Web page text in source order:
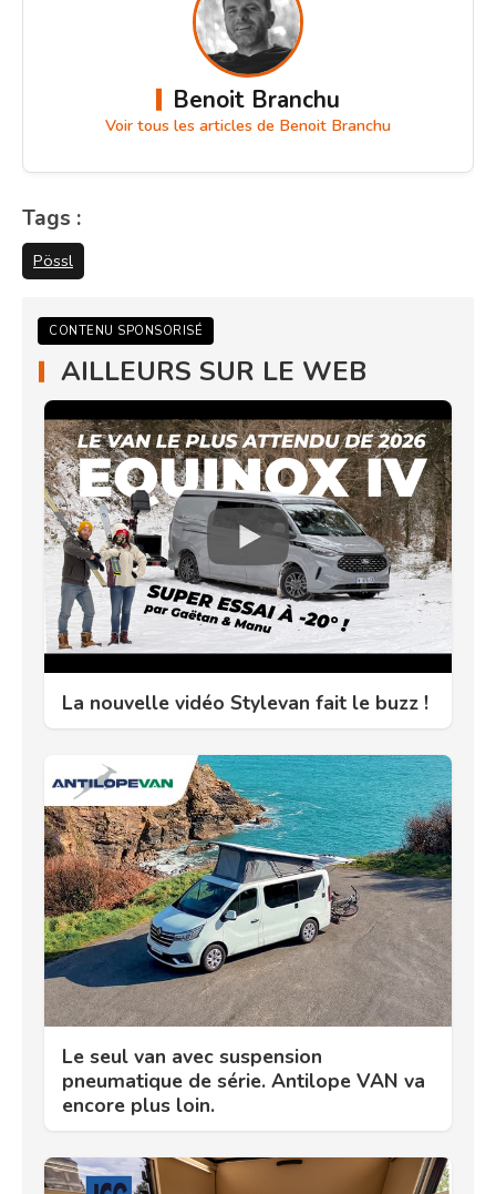
Benoit Branchu
Voir tous les articles de Benoit Branchu
Tags :
Pössl
CONTENU SPONSORISÉ
AILLEURS SUR LE WEB
La nouvelle vidéo Stylevan fait le buzz !
Le seul van avec suspension
pneumatique de série. Antilope VAN va
encore plus loin.